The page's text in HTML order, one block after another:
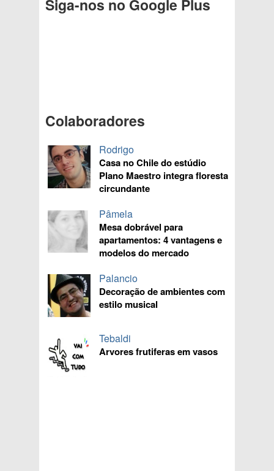
Siga-nos no Google Plus
Colaboradores
Rodrigo
Casa no Chile do estúdio
Plano Maestro integra floresta
circundante
Pâmela
Mesa dobrável para
apartamentos: 4 vantagens e
modelos do mercado
Palancio
Decoração de ambientes com
estilo musical
Tebaldi
Arvores frutiferas em vasos